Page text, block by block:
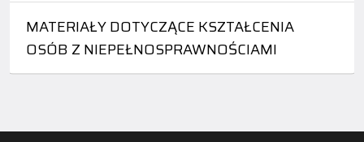
MATERIAŁY DOTYCZĄCE KSZTAŁCENIA
OSÓB Z NIEPEŁNOSPRAWNOŚCIAMI